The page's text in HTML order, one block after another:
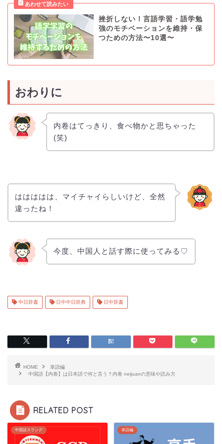
挫折しない！言語学習・語学勉
強のモチベーションを維持・保
つための方法〜10選〜
おわりに
内卷はてっきり、食べ物かと思ちゃった
(笑)
ははははは、マイチャイらしいけど、全然
違ったね！
今度、中国人と話す際に使ってみる♡
中日辞書 日中中日辞典 日中辞書
HOME
単語編
中国語【内卷】は日本語で何と言う？内卷 neijuanの意味や読み方
RELATED POST
中国語スラング 単語編